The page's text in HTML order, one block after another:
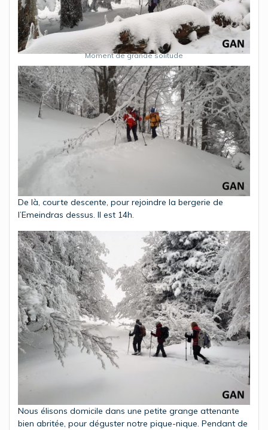
Moment de grande solitude
De là, courte descente, pour rejoindre la bergerie de
l’Emeindras dessus. Il est 14h.
Nous élisons domicile dans une petite grange attenante
bien abritée, pour déguster notre pique-nique. Pendant de